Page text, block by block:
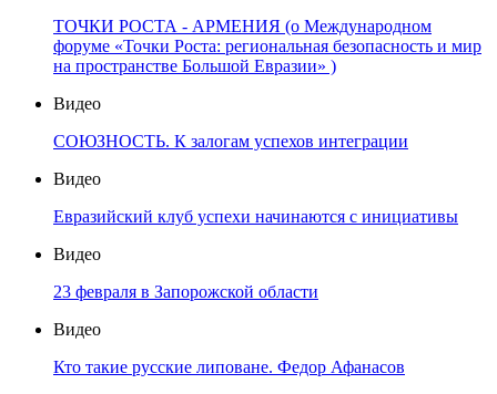
ТОЧКИ РОСТА - АРМЕНИЯ (о Международном
форуме «Точки Роста: региональная безопасность и мир
на пространстве Большой Евразии» )
Видео
СОЮЗНОСТЬ. К залогам успехов интеграции
Видео
Евразийский клуб успехи начинаются с инициативы
Видео
23 февраля в Запорожской области
Видео
Кто такие русские липоване. Федор Афанасов